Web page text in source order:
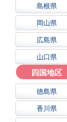
島根県
岡山県
広島県
山口県
四国地区
徳島県
香川県